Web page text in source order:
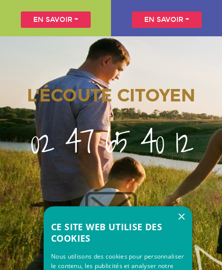
EN SAVOIR + EN SAVOIR +
L'ÉCOUTE CITOYEN
02 47 65 40 12
×
CE SITE WEB UTILISE DES
COOKIES
Nous utilisons des cookies pour personnaliser
le contenu, les publicités et analyser notre